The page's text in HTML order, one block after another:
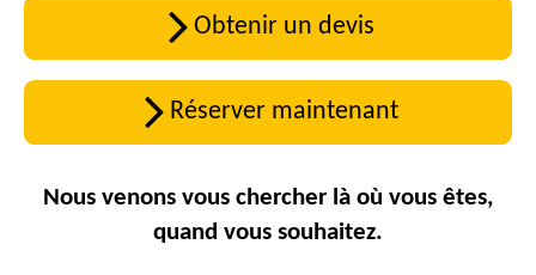
Obtenir un devis
Réserver maintenant
Nous venons vous chercher là où vous êtes,
quand vous souhaitez.